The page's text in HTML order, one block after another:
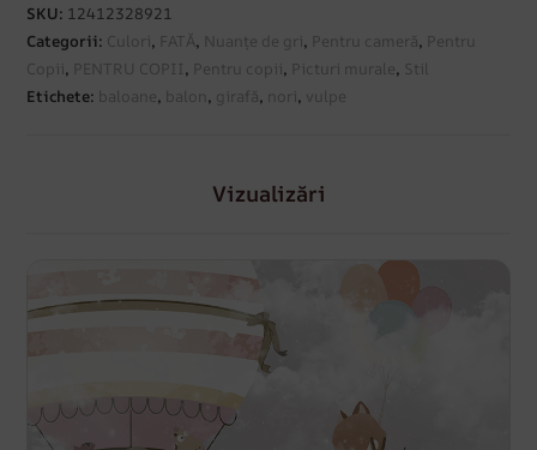
SKU: 12412328921
Categorii: Culori, FATĂ, Nuanțe de gri, Pentru cameră, Pentru
Copii, PENTRU COPII, Pentru copii, Picturi murale, Stil
Etichete: baloane, balon , girafă, nori, vulpe
Vizualizări